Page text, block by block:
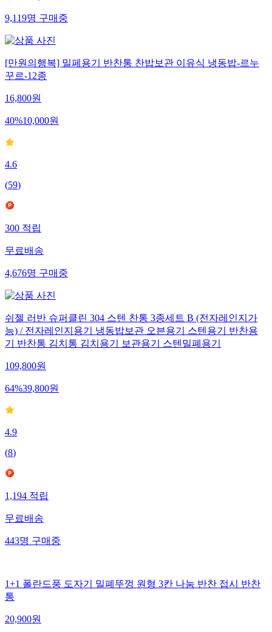
9,119명구매중
[만원의행복] 밀페용기 반찬통 찬밥보관 이유식 냉동밥-르누
꾸르-12종
16,800원
40%10,000원
4.6
(59)
300적립
무료배송
4,676명구매중
쉬젤 러반 슈퍼클린 304 스텐 찬통 3종세트 B (전자레인지가
능) / 전자레인지용기 냉동밥보관 오븐용기 스텐용기 반찬용
기 반찬통 김치통 김치용기 보관용기 스텐밀폐용기
109,800원
64%39,800원
4.9
(8)
1,194적립
무료배송
443명구매중
1+1 폴란드풍 도자기 밀폐뚜껑 원형 3칸 나눔 반찬 접시 반찬
통
20,900원